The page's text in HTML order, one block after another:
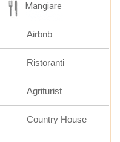
Mangiare
Airbnb
Ristoranti
Agriturist
Country House